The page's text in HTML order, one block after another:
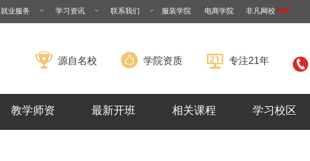
就业服务 学习资讯 联系我们 服装学院 电商学院 非凡网校
源自名校 学院资质 专注21年
教学师资 最新开班 相关课程 学习校区